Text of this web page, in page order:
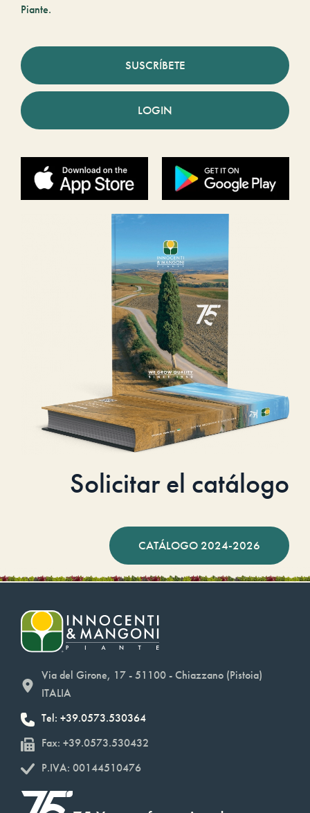
Piante.
SUSCRÍBETE
LOGIN
Solicitar el catálogo
CATÁLOGO 2024-2026
Via del Girone, 17 - 51100 - Chiazzano (Pistoia)
ITALIA
Tel: +39.0573.530364
Fax: +39.0573.530432
P.IVA: 00144510476